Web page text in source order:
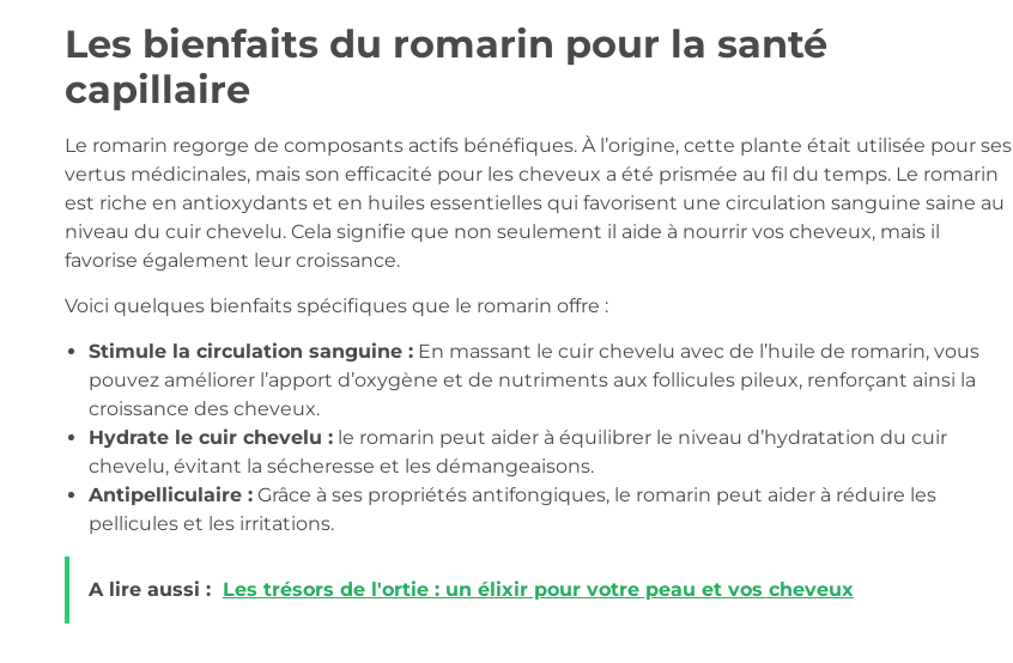
Les bienfaits du romarin pour la santé
capillaire
Le romarin regorge de composants actifs bénéfiques. À l’origine, cette plante était utilisée pour ses
vertus médicinales, mais son efficacité pour les cheveux a été prismée au fil du temps. Le romarin
est riche en antioxydants et en huiles essentielles qui favorisent une circulation sanguine saine au
niveau du cuir chevelu. Cela signifie que non seulement il aide à nourrir vos cheveux, mais il
favorise également leur croissance.
Voici quelques bienfaits spécifiques que le romarin offre :
Stimule la circulation sanguine :En massant le cuir chevelu avec de l’huile de romarin, vous
pouvez améliorer l’apport d’oxygène et de nutriments aux follicules pileux, renforçant ainsi la
croissance des cheveux.
Hydrate le cuir chevelu :le romarin peut aider à équilibrer le niveau d’hydratation du cuir
chevelu, évitant la sécheresse et les démangeaisons.
Antipelliculaire :Grâce à ses propriétés antifongiques, le romarin peut aider à réduire les
pellicules et les irritations.
A lire aussi : Les trésors de l'ortie : un élixir pour votre peau et vos cheveux